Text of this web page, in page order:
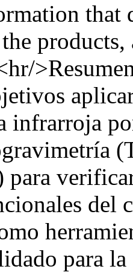
that
infrarroja
del
para